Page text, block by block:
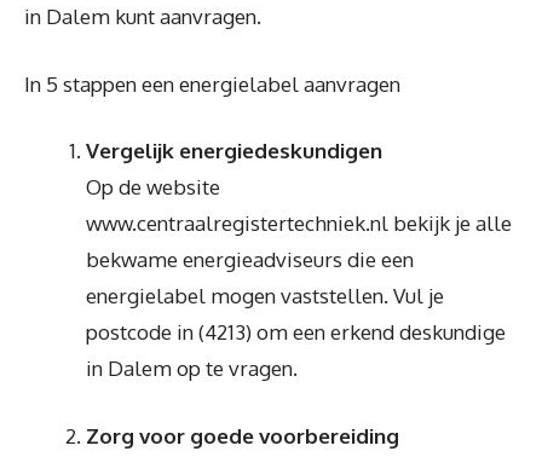
in Dalem kunt aanvragen.
In 5 stappen een energielabel aanvragen
Vergelijk energiedeskundigen
Op de website
www.centraalregistertechniek.nl bekijk je alle
bekwame energieadviseurs die een
energielabel mogen vaststellen. Vul je
postcode in (4213) om een erkend deskundige
in Dalem op te vragen.
Zorg voor goede voorbereiding